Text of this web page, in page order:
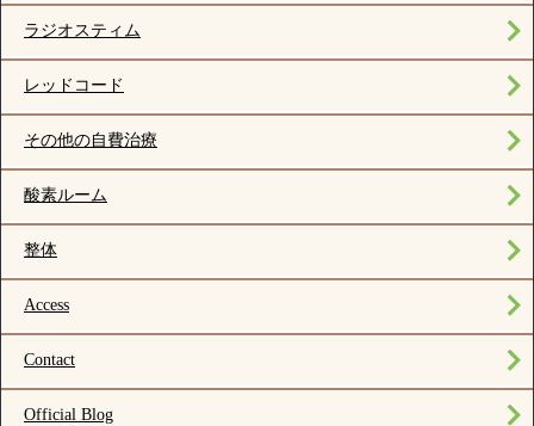
ラジオスティム
レッドコード
その他の自費治療
酸素ルーム
整体
Access
Contact
Official Blog